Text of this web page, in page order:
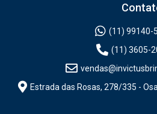
(11) 99140-
(11) 3605-
Estrada das Rosas, 278/335 -